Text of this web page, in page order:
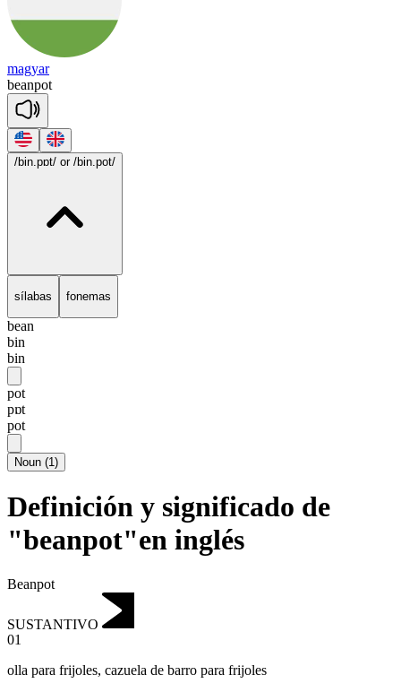
magyar
beanpot
/bin.pɒt/ or /bin.pot/
sílabas fonemas
bean
bin
bin
pot
pɒt
pot
Noun (1)
Definición y significado de
"beanpot"en inglés
Beanpot
SUSTANTIVO
01
olla para frijoles, cazuela de barro para frijoles